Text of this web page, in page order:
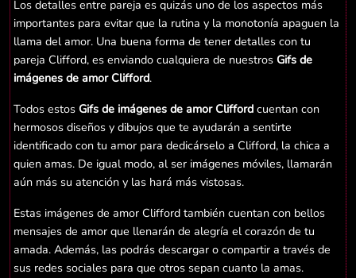
Los detalles entre pareja es quizás uno de los aspectos más
importantes para evitar que la rutina y la monotonía apaguen la
llama del amor. Una buena forma de tener detalles con tu
pareja Clifford, es enviando cualquiera de nuestros Gifs de
imágenes de amor Clifford.
Todos estos Gifs de imágenes de amor Clifford cuentan con
hermosos diseños y dibujos que te ayudarán a sentirte
identificado con tu amor para dedicárselo a Clifford, la chica a
quien amas. De igual modo, al ser imágenes móviles, llamarán
aún más su atención y las hará más vistosas.
Estas imágenes de amor Clifford también cuentan con bellos
mensajes de amor que llenarán de alegría el corazón de tu
amada. Además, las podrás descargar o compartir a través de
sus redes sociales para que otros sepan cuanto la amas.